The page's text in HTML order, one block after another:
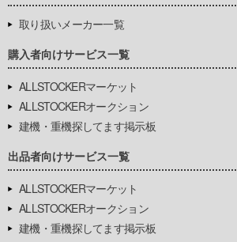
取り扱いメーカー一覧
購入者向けサービス一覧
ALLSTOCKERマーケット
ALLSTOCKERオークション
建機・重機探してます掲示板
出品者向けサービス一覧
ALLSTOCKERマーケット
ALLSTOCKERオークション
建機・重機探してます掲示板